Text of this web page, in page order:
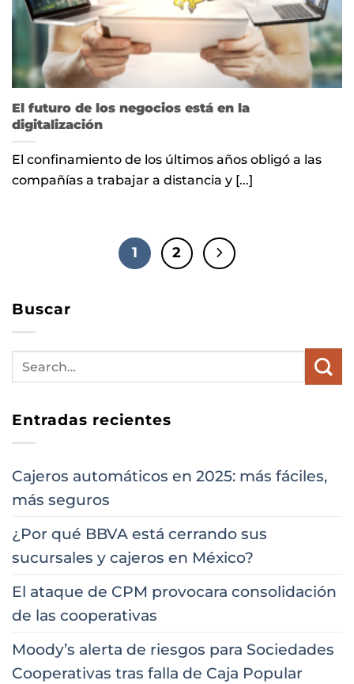
El futuro de los negocios está en la
digitalización
El confinamiento de los últimos años obligó a las
compañías a trabajar a distancia y [...]
1 2
Buscar
Entradas recientes
Cajeros automáticos en 2025: más fáciles,
más seguros
¿Por qué BBVA está cerrando sus
sucursales y cajeros en México?
El ataque de CPM provocara consolidación
de las cooperativas
Moody’s alerta de riesgos para Sociedades
Cooperativas tras falla de Caja Popular